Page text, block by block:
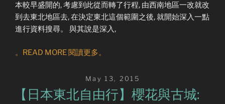
本較早盛開的, 考慮到此從而轉了行程, 由西南地區一改就改
到去東北地區去, 在決定東北這個範圍之後, 就開始深入一點
進行資料搜尋。 與其說是深入,
。READ MORE 閱讀更多。
Posted
on
May 13, 2015
【日本東北自由行】櫻花與古城: